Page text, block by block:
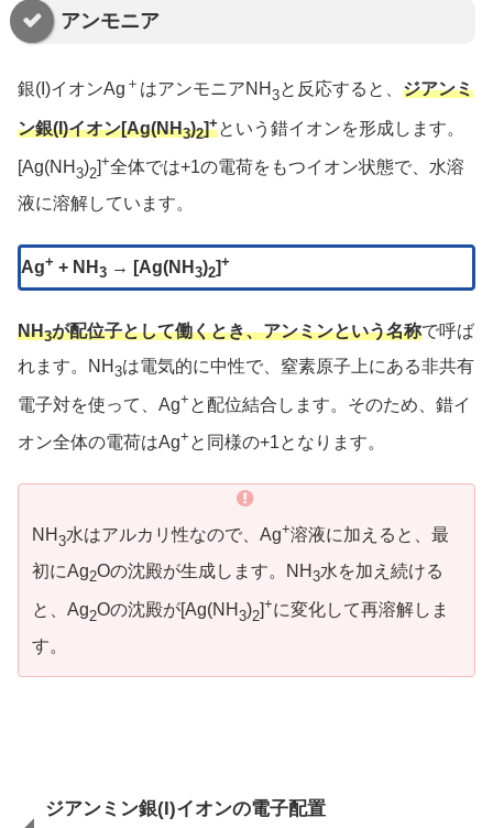
アンモニア
銀(I)イオンAg ＋ はアンモニアNH 3と反応すると、 ジアンミ
ン銀(I)イオン[Ag(NH3)2]+ という錯イオンを形成します。
[Ag(NH 3)2
+全体では+1の電荷をもつイオン状態で、水溶
液に溶解しています。
Ag+ + NH 3 → [Ag(NH 3)2]+
NH3が配位子として働くとき、アンミンという名称で呼ば
れます。NH 3は電気的に中性で、窒素原子上にある非共有
電子対を使って、Ag+ と配位結合します。そのため、錯イ
オン全体の電荷はAg+ と同様の+1となります。
NH 3水はアルカリ性なので、Ag+溶液に加えると、最
初にAg2Oの沈殿が生成します。NH 3水を加え続ける
と、Ag2Oの沈殿が[Ag(NH 3)2]+に変化して再溶解しま
す。
ジアンミン銀(I)イオンの電子配置